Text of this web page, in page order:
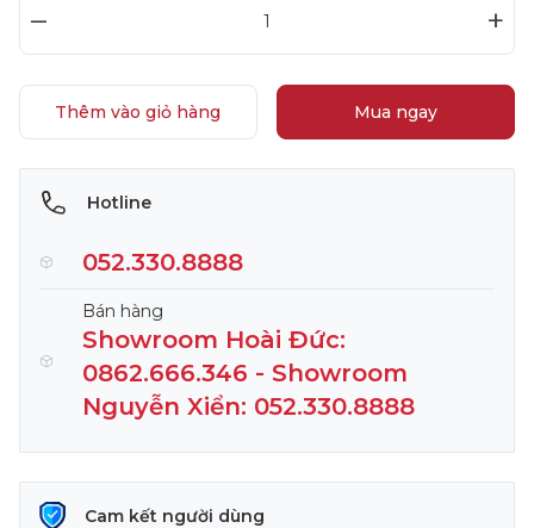
– +
Thêm vào giỏ hàng Mua ngay
Hotline
052.330.8888
Bán hàng
Showroom Hoài Đức:
0862.666.346 - Showroom
Nguyễn Xiển: 052.330.8888
Cam kết người dùng